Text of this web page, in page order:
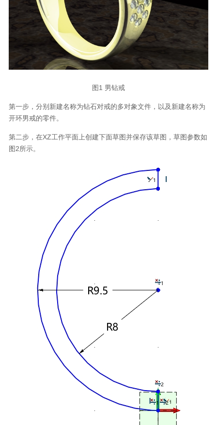
图1 男钻戒
第一步，分别新建名称为钻石对戒的多对象文件，以及新建名称为
开环男戒的零件。
第二步，在XZ工作平面上创建下面草图并保存该草图，草图参数如
图2所示。